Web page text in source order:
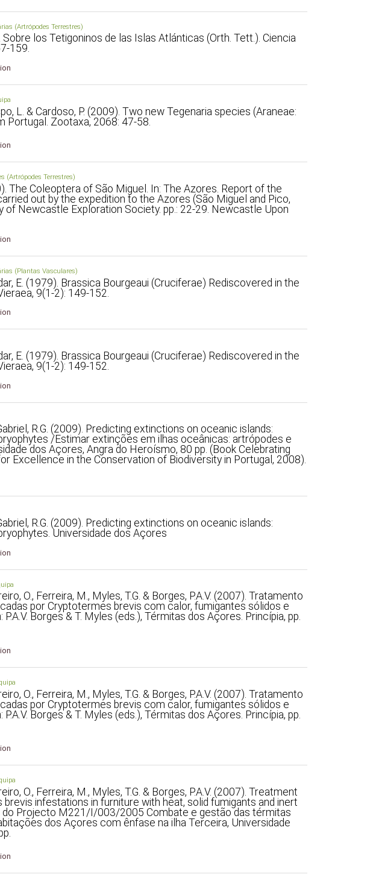
(Artrópodes Terrestres)
Sobre los Tetigoninos de las Islas Atlánticas (Orth. Tett.). Ciencia
159.
L. & Cardoso, P. (2009). Two new Tegenaria species (Araneae:
Portugal. Zootaxa, 2068: 47-58.
(Artrópodes Terrestres)
The Coleoptera of São Miguel. In: The Azores. Report of the
out by the expedition to the Azores (São Miguel and Pico,
of Newcastle Exploration Society. pp.: 22-29. Newcastle Upon
(Plantas Vasculares)
E. (1979). Brassica Bourgeaui (Cruciferae) Rediscovered in the
9(1-2): 149-152.
E. (1979). Brassica Bourgeaui (Cruciferae) Rediscovered in the
9(1-2): 149-152.
R.G. (2009). Predicting extinctions on oceanic islands:
/Estimar extinções em ilhas oceânicas: artrópodes e
dos Açores, Angra do Heroísmo, 80 pp. (Book Celebrating
Excellence in the Conservation of Biodiversity in Portugal, 2008).
R.G. (2009). Predicting extinctions on oceanic islands:
Universidade dos Açores
O., Ferreira, M., Myles, T.G. & Borges, P.A.V. (2007). Tratamento
por Cryptotermes brevis com calor, fumigantes sólidos e
P.A.V. Borges & T. Myles (eds.), Térmitas dos Açores. Princípia, pp.
O., Ferreira, M., Myles, T.G. & Borges, P.A.V. (2007). Tratamento
por Cryptotermes brevis com calor, fumigantes sólidos e
P.A.V. Borges & T. Myles (eds.), Térmitas dos Açores. Princípia, pp.
O., Ferreira, M., Myles, T.G. & Borges, P.A.V. (2007). Treatment
infestations in furniture with heat, solid fumigants and inert
do Projecto M221/I/003/2005 Combate e gestão das térmitas
dos Açores com ênfase na ilha Terceira, Universidade